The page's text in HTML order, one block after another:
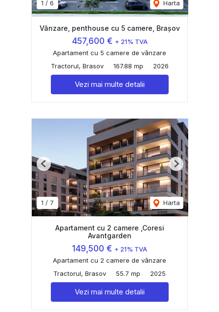
1 / 6 Harta
Vânzare, penthouse cu 5 camere, Brașov
457,600 € + 21% TVA
Apartament cu 5 camere de vânzare
Tractorul, Brasov
167.88 mp 2026
Vezi mai multe detalii
1 / 7 Harta
Previous Next
Apartament cu 2 camere ,Coresi
Avantgarden
149,500 € + 21% TVA
Apartament cu 2 camere de vânzare
Tractorul, Brasov
55.7 mp 2025
Vezi mai multe detalii